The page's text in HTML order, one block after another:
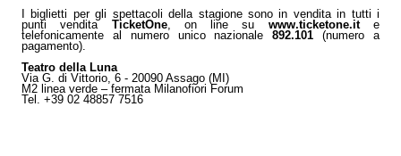
I biglietti per gli spettacoli della stagione sono in vendita in tutti i
punti vendita TicketOne, on line su www.ticketone.ite
telefonicamente al numero unico nazionale892.101 (numero a
pagamento).
Teatro della Luna
Via G. di Vittorio, 6 - 20090 Assago (MI)
M2 linea verde – fermata Milanofiori Forum
Tel. +39 02 48857 7516